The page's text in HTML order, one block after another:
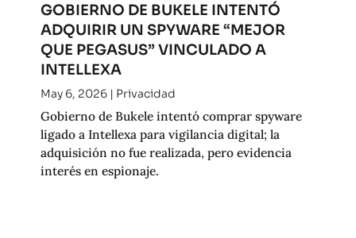
GOBIERNO DE BUKELE INTENTÓ
ADQUIRIR UN SPYWARE “MEJOR
QUE PEGASUS” VINCULADO A
INTELLEXA
May 6, 2026| Privacidad
Gobierno de Bukele intentó comprar spyware
ligado a Intellexa para vigilancia digital; la
adquisición no fue realizada, pero evidencia
interés en espionaje.